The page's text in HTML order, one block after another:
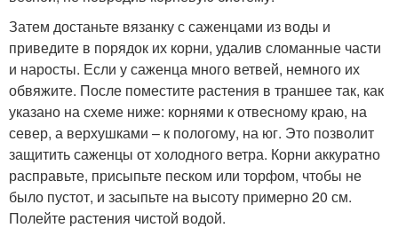
Затем достаньте вязанку с саженцами из воды и
приведите в порядок их корни, удалив сломанные части
и наросты. Если у саженца много ветвей, немного их
обвяжите. После поместите растения в траншее так, как
указано на схеме ниже: корнями к отвесному краю, на
север, а верхушками – к пологому, на юг. Это позволит
защитить саженцы от холодного ветра. Корни аккуратно
расправьте, присыпьте песком или торфом, чтобы не
было пустот, и засыпьте на высоту примерно 20 см.
Полейте растения чистой водой.